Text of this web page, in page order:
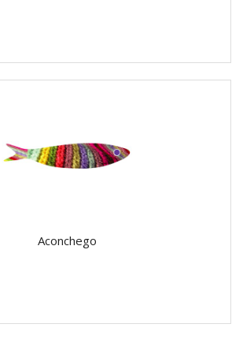
Aconchego